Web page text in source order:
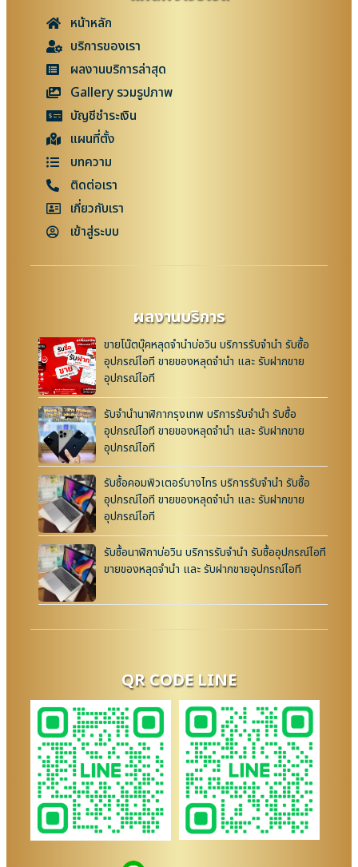
หน้าหลัก
บริการของเรา
ผลงานบริการล่าสุด
Gallery รวมรูปภาพ
บัญชีชำระเงิน
แผนที่ตั้ง
บทความ
ติดต่อเรา
เกี่ยวกับเรา
เข้าสู่ระบบ
ผลงานบริการ
ขายโน๊ตบุ๊คหลุดจำนำบ่อวิน บริการรับจำนำ รับซื้อ
อุปกรณ์ไอที ขายของหลุดจำนำ และ รับฝากขาย
อุปกรณ์ไอที
รับจำนำนาฬิกากรุงเทพ บริการรับจำนำ รับซื้อ
อุปกรณ์ไอที ขายของหลุดจำนำ และ รับฝากขาย
อุปกรณ์ไอที
รับซื้อคอมพิวเตอร์บางไทร บริการรับจำนำ รับซื้อ
อุปกรณ์ไอที ขายของหลุดจำนำ และ รับฝากขาย
อุปกรณ์ไอที
รับซื้อนาฬิกาบ่อวิน บริการรับจำนำ รับซื้ออุปกรณ์ไอที
ขายของหลุดจำนำ และ รับฝากขายอุปกรณ์ไอที
QR CODE LINE